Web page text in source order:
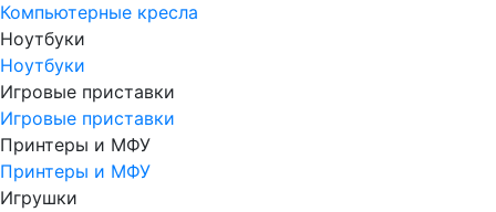
Компьютерные кресла
Ноутбуки
Ноутбуки
Игровые приставки
Игровые приставки
Принтеры и МФУ
Принтеры и МФУ
Игрушки